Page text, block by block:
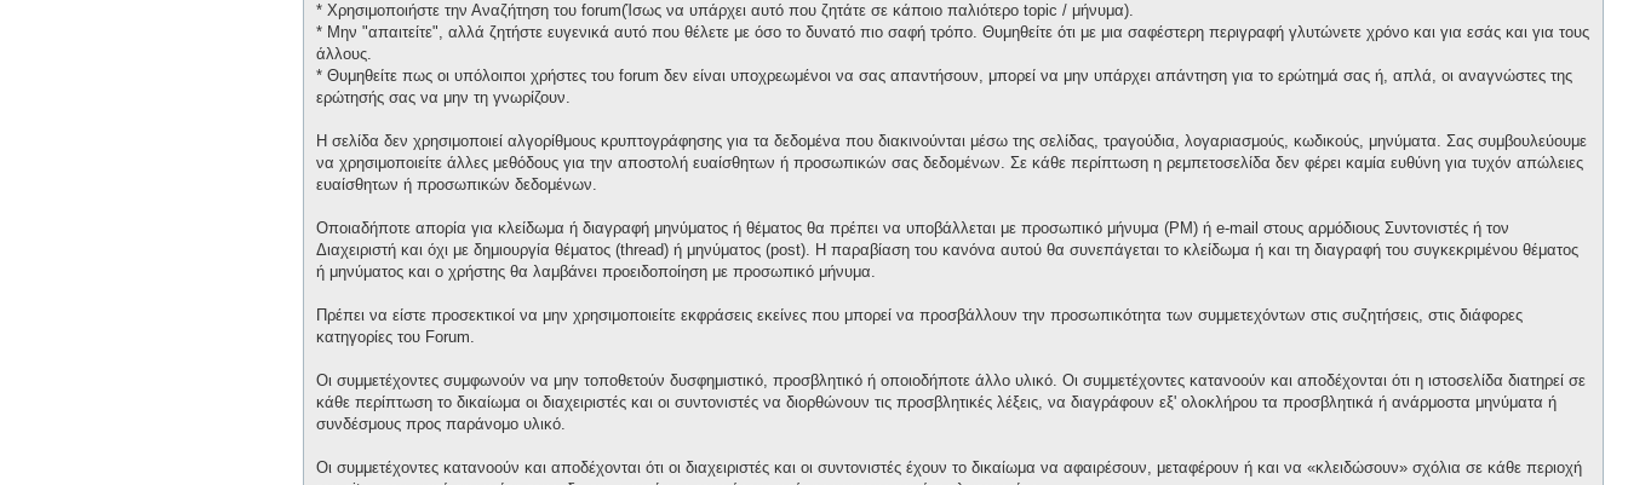
* Χρησιμοποιήστε την Αναζήτηση του forum(Ίσως να υπάρχει αυτό που ζητάτε σε κάποιο παλιότερο topic / μήνυμα).
* Μην "απαιτείτε", αλλά ζητήστε ευγενικά αυτό που θέλετε με όσο το δυνατό πιο σαφή τρόπο. Θυμηθείτε ότι με μια σαφέστερη περιγραφή γλυτώνετε χρόνο και για εσάς και για τους
άλλους.
* Θυμηθείτε πως οι υπόλοιποι χρήστες του forum δεν είναι υποχρεωμένοι να σας απαντήσουν, μπορεί να μην υπάρχει απάντηση για το ερώτημά σας ή, απλά, οι αναγνώστες της
ερώτησής σας να μην τη γνωρίζουν.
Η σελίδα δεν χρησιμοποιεί αλγορίθμους κρυπτογράφησης για τα δεδομένα που διακινούνται μέσω της σελίδας, τραγούδια, λογαριασμούς, κωδικούς, μηνύματα. Σας συμβουλεύουμε
να χρησιμοποιείτε άλλες μεθόδους για την αποστολή ευαίσθητων ή προσωπικών σας δεδομένων. Σε κάθε περίπτωση η ρεμπετοσελίδα δεν φέρει καμία ευθύνη για τυχόν απώλειες
ευαίσθητων ή προσωπικών δεδομένων.
Οποιαδήποτε απορία για κλείδωμα ή διαγραφή μηνύματος ή θέματος θα πρέπει να υποβάλλεται με προσωπικό μήνυμα (PM) ή e-mail στους αρμόδιους Συντονιστές ή τον
Διαχειριστή και όχι με δημιουργία θέματος (thread) ή μηνύματος (post). Η παραβίαση του κανόνα αυτού θα συνεπάγεται το κλείδωμα ή και τη διαγραφή του συγκεκριμένου θέματος
ή μηνύματος και ο χρήστης θα λαμβάνει προειδοποίηση με προσωπικό μήνυμα.
Πρέπει να είστε προσεκτικοί να μην χρησιμοποιείτε εκφράσεις εκείνες που μπορεί να προσβάλλουν την προσωπικότητα των συμμετεχόντων στις συζητήσεις, στις διάφορες
κατηγορίες του Forum.
Οι συμμετέχοντες συμφωνούν να μην τοποθετούν δυσφημιστικό, προσβλητικό ή οποιοδήποτε άλλο υλικό. Οι συμμετέχοντες κατανοούν και αποδέχονται ότι η ιστοσελίδα διατηρεί σε
κάθε περίπτωση το δικαίωμα οι διαχειριστές και οι συντονιστές να διορθώνουν τις προσβλητικές λέξεις, να διαγράφουν εξ' ολοκλήρου τα προσβλητικά ή ανάρμοστα μηνύματα ή
συνδέσμους προς παράνομο υλικό.
Οι συμμετέχοντες κατανοούν και αποδέχονται ότι οι διαχειριστές και οι συντονιστές έχουν το δικαίωμα να αφαιρέσουν, μεταφέρουν ή και να «κλειδώσουν» σχόλια σε κάθε περιοχή